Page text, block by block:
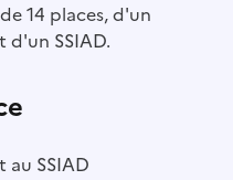
14 places, d'un
d'un SSIAD.
au SSIAD